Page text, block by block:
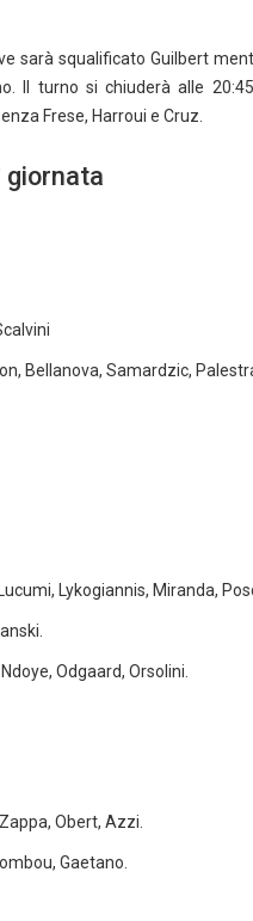
sarà squalificato Guilbert
Il turno si chiuderà alle
Frese, Harroui e Cruz.
giornata
Bellanova, Samardzic,
Lykogiannis, Miranda,
Odgaard, Orsolini.
Obert, Azzi.
Gaetano.